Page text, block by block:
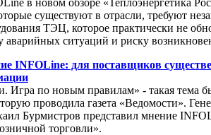
в новом обзоре «Теплоэнергетика
существуют в отрасли, требуют
ТЭЦ, которое практически не
аварийных ситуаций и риску
INFOLine: для поставщиков
Игра по новым правилам» - такая тема
проводила газета «Ведомости».
Бурмистров представил мнение
торговли».